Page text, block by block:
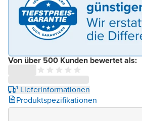
Von über 500 Kunden bewertet als:
¹ Lieferinformationen
Produktspezifikationen